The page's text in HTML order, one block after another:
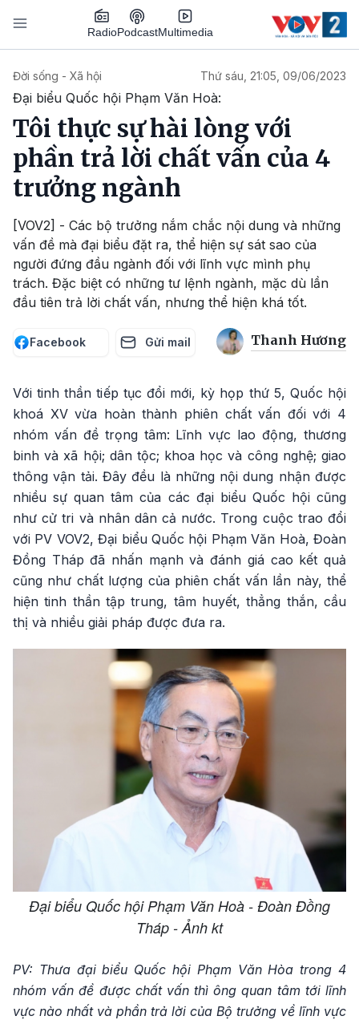
Nhảy đến nội dung
RadioPodcastMultimedia
Đời sống - Xã hội Thứ sáu, 21:05, 09/06/2023
Đại biểu Quốc hội Phạm Văn Hoà:
Tôi thực sự hài lòng với
phần trả lời chất vấn của 4
trưởng ngành
[VOV2] - Các bộ trưởng nắm chắc nội dung và những
vấn đề mà đại biểu đặt ra, thể hiện sự sát sao của
người đứng đầu ngành đối với lĩnh vực mình phụ
trách. Đặc biệt có những tư lệnh ngành, mặc dù lần
đầu tiên trả lời chất vấn, nhưng thể hiện khá tốt.
Facebook Gửi mail Thanh Hương
Với tinh thần tiếp tục đổi mới, kỳ họp thứ 5, Quốc hội
khoá XV vừa hoàn thành phiên chất vấn đối với 4
nhóm vấn đề trọng tâm: Lĩnh vực lao động, thương
binh và xã hội; dân tộc; khoa học và công nghệ; giao
thông vận tải. Đây đều là những nội dung nhận được
nhiều sự quan tâm của các đại biểu Quốc hội cũng
như cử tri và nhân dân cả nước. Trong cuộc trao đổi
với PV VOV2, Đại biểu Quốc hội Phạm Văn Hoà, Đoàn
Đồng Tháp đã nhấn mạnh và đánh giá cao kết quả
cũng như chất lượng của phiên chất vấn lần này, thể
hiện tinh thần tập trung, tâm huyết, thẳng thắn, cầu
thị và nhiều giải pháp được đưa ra.
Đại biểu Quốc hội Phạm Văn Hoà - Đoàn Đồng
Tháp - Ảnh kt
PV: Thưa đại biểu Quốc hội Phạm Văn Hòa trong 4
nhóm vấn đề được chất vấn thì ông quan tâm tới lĩnh
vực nào nhất và phần trả lời của Bộ trưởng về lĩnh vực